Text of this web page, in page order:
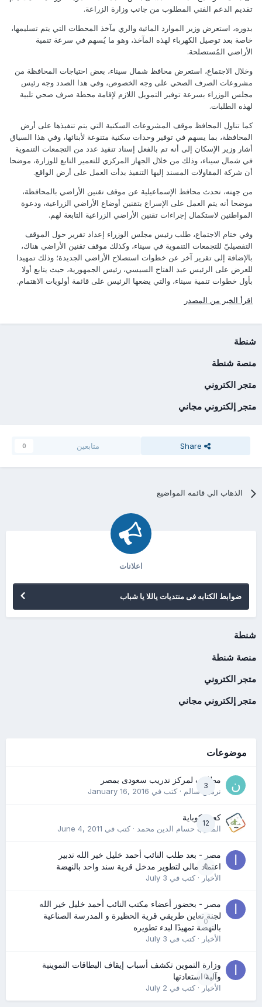
تقديم الدعم الفني المطلوب من جانب وزارة الزراعة.
بدوره، استعرض وزير الموارد المائية والري مآخذ المحطات التي يتم تسليمها،
خاصة بعد توصيل الكهرباء لهذه المآخذ، وهو ما يُسهم في سرعة تنمية
الأراضي المُستصلحة.
وخلال الاجتماع، استعرض محافظ شمال سيناء، بعض احتياجات المحافظة من
مشروعات الصرف الصحي على وجه الخصوص، وفي هذا الصدد وجه رئيس
مجلس الوزراء بسرعة توفير التمويل اللازم لإقامة محطة صرف صحي تلبية
لهذه الطلبات.
كما تناول المحافظ موقف المشروعات السكنية التي يتم تنفيذها على أرض
المحافظة، بما يسهم في توفير وحدات سكنية متنوعة لأبنائها، وفي هذا السياق
أشار وزير الإسكان إلى أنه تم بالفعل إسناد تنفيذ عدد من التجمعات التنموية
في شمال سيناء، وذلك من خلال الجهاز المركزي للتعمير التابع للوزارة، موضحا
أن شركة المقاولات المسند إليها التنفيذ بدأت العمل على أرض الواقع.
من جهته، تحدث محافظ الإسماعيلية عن موقف تقنين الأراضي بالمحافظة،
موضحا أنه يتم العمل على الإسراع بتقنين أوضاع الأراضي الزراعية، ودعوة
المواطنين لاستكمال إجراءات تقنين الأراضي الزراعية التابعة لهم.
وفي ختام الاجتماع، طلب رئيس مجلس الوزراء إعداد تقرير حول الموقف
التفصيليّ للتجمعات التنموية في سيناء، وكذلك موقف تقنين الأراضي هناك،
بالإضافة إلى تقرير آخر عن خطوات استصلاح الأراضي الجديدة؛ وذلك تمهيدا
للعرض على الرئيس عبد الفتاح السيسي، رئيس الجمهورية، حيث يتابع أولا
بأول خطوات تنمية سيناء، والتي يضعها الرئيس على قائمة أولويات الاهتمام.
اقرأ الخبر من المصدر
شنطة
منصة شنطة
متجر الكتروني
متجر إلكتروني مجاني
Share متابعين 0
الذهاب الي قائمه المواضيع
اعلانات
ضوابط الكتابه فى منتديات ياللا يا شباب
شنطة
منصة شنطة
متجر الكتروني
متجر إلكتروني مجاني
موضوعات
3
مطلوب لمركز تدريب سعودى بمصر
نرمين سالم· كتب في January 16, 2016
12
كعب كوباية
المدرب حسام الدين محمد· كتب في June 4, 2011
0
مصر - بعد طلب النائب أحمد خليل خير الله تدبير
اعتماد مالي لتطوير مدخل قرية سند واحد بالنهضة
الأخبار· كتب في July 3
0
مصر - بحضور أعضاء مكتب النائب أحمد خليل خير الله
لجنة تعاين طريقي قرية الحظيرة و المدرسة الصناعية
بالنهضة تمهيدًا لبدء تطويره
الأخبار· كتب في July 3
0
وزارة التموين تكشف أسباب إيقاف البطاقات التموينية
وآلية استعادتها
الأخبار· كتب في July 2